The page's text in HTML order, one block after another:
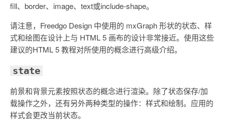
fill、border、image、text或include-shape。
请注意，Freedgo Design 中使用的 mxGraph 形状的状态、样
式和绘图在设计上与 HTML 5 画布的设计非常接近。使用这些
建议的HTML 5 教程对所使用的概念进行高级介绍。
state
前景和背景元素按照状态的概念进行渲染。除了状态保存/加
载操作之外，还有另外两种类型的操作：样式和绘制。应用的
样式会更改当前状态。